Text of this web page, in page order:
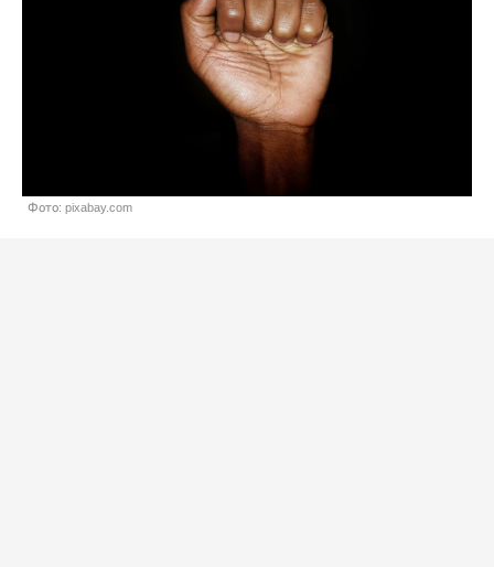
Фото: pixabay.com